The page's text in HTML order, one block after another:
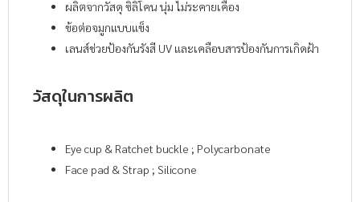
ผลิตจากวัสดุ ซิลิโคน นุ่ม ไม่ระคายเคือง
ข้อต่อจมูกแบบแข็ง
เลนส์ช่วยป้องกันรังสี UV และเคลือบสารป้องกันการเกิดฝ้า
วัสดุในการผลิต
Eye cup & Ratchet buckle ; Polycarbonate
Face pad & Strap ; Silicone